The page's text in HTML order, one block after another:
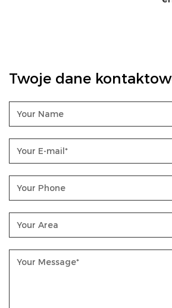
energią oraz oszczędzaniu
Automatyka przemysłowa: W
gromadzenia i przesyłania
automatyzację i inteligencję
produkcyjnego.
Internet rzeczy (IoT): jako jedno
zbiorami danych i innymi
zdalnego monitorowania, analizy
Twoje dane